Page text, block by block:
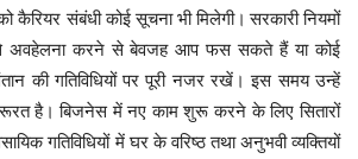
कैरियर संबंधी कोई सूचना भी मिलेगी। सरकारी नियमों
से अवहेलना करने से बेवजह आप फस सकते हैं या कोई
की गतिविधियों पर पूरी नजर रखें। इस समय उन्हें
है। बिजनेस में नए काम शुरू करने के लिए सितारों
गतिविधियों में घर के वरिष्ठ तथा अनुभवी व्यक्तियों